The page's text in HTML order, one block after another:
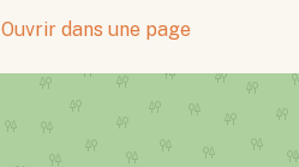
Ouvrir dans une page